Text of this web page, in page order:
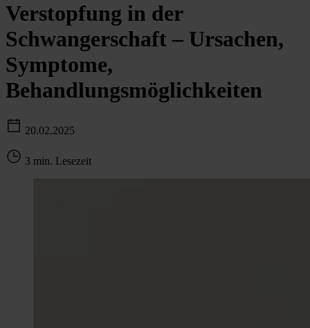
Verstopfung in der
Schwangerschaft – Ursachen,
Symptome,
Behandlungsmöglichkeiten
20.02.2025
3 min. Lesezeit